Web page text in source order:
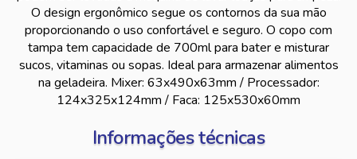
O design ergonômico segue os contornos da sua mão
proporcionando o uso confortável e seguro. O copo com
tampa tem capacidade de 700ml para bater e misturar
sucos, vitaminas ou sopas. Ideal para armazenar alimentos
na geladeira. Mixer: 63x490x63mm / Processador:
124x325x124mm / Faca: 125x530x60mm
Informações técnicas